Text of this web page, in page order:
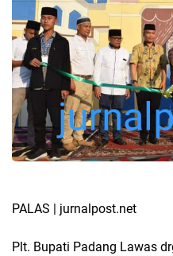
PALAS | jurnalpost.net
Plt. Bupati Padang Lawas